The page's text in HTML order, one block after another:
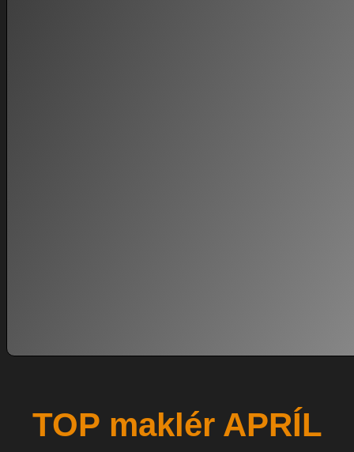
TOP maklér APRÍL